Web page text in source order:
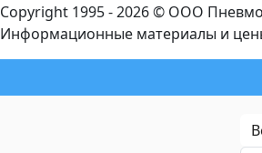
Copyright 1995 - 2026 © ООО
Информационные материалы и